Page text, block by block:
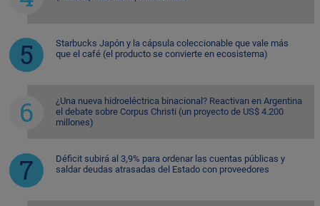
Starbucks Japón y la cápsula coleccionable que vale más
que el café (el producto se convierte en ecosistema)
¿Una nueva hidroeléctrica binacional? Reactivan en Argentina
el debate sobre Corpus Christi (un proyecto de US$ 4.200
millones)
Déficit subirá al 3,9% para ordenar las cuentas públicas y
saldar deudas atrasadas del Estado con proveedores